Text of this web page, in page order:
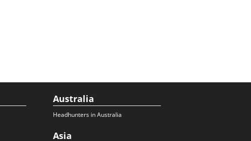
Australia
Headhunters in Australia
Asia